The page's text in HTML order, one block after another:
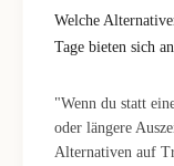
Welche
Tage bieten sich
"Wenn du statt
oder längere
Alternativen auf